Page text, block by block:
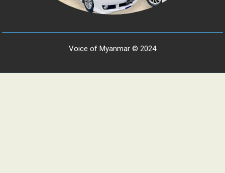
Voice of Myanmar © 2024